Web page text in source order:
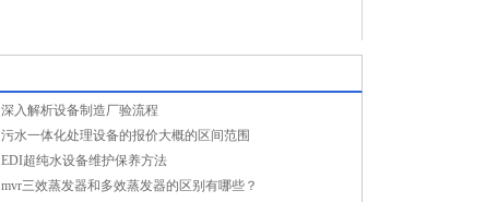
深入解析设备制造厂验流程
污水一体化处理设备的报价大概的区间范围
EDI超纯水设备维护保养方法
mvr三效蒸发器和多效蒸发器的区别有哪些？